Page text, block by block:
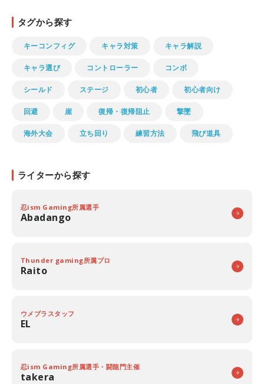
タグから探す
キーコンフィグ キャラ対策 キャラ解説
キャラ選び コントローラー コンボ
シールド ステージ 初心者 初心者向け
回避 崖 復帰・復帰阻止 撃墜
海外大会 立ち回り 練習方法 飛び道具
ライターから探す
忍ism Gaming所属選手
Abadango
Thunder gaming所属プロ
Raito
ウメブラスタッフ
EL
忍ism Gaming所属選手・闘龍門主催
takera